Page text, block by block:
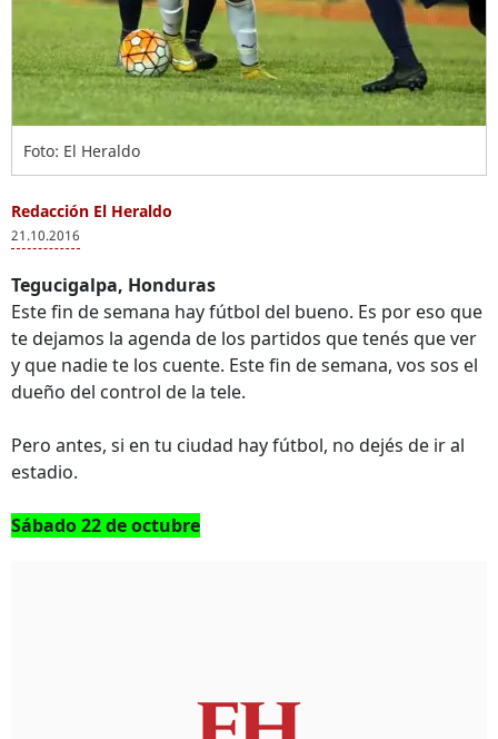
Foto: El Heraldo
Redacción El Heraldo
21.10.2016
Tegucigalpa, Honduras
Este fin de semana hay fútbol del bueno. Es por eso que
te dejamos la agenda de los partidos que tenés que ver
y que nadie te los cuente. Este fin de semana, vos sos el
dueño del control de la tele.
Pero antes, si en tu ciudad hay fútbol, no dejés de ir al
estadio.
Sábado 22 de octubre